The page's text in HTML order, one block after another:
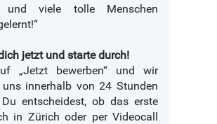
und viele tolle Menschen
jetzt und starte durch!
„Jetzt bewerben“ und wir
uns innerhalb von 24 Stunden
entscheidest, ob das erste
in Zürich oder per Videocall